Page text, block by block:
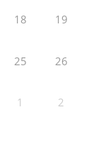
18 19
25 26
1 2